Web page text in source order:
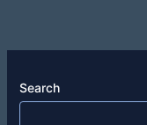
Search